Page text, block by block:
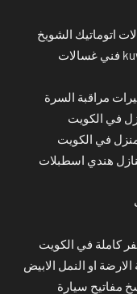
اتوماتيك الشويخ
صيانة غسالة ملابس النهضة kuwait repair فني غسالات
مراقبة السرة
في الكويت
في الكويت
هندي اسطبلات
كاملة في الكويت
او النمل الابيض
مفاتيح سيارة